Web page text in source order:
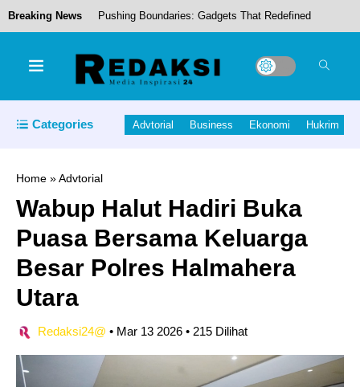
Breaking News Pushing Boundaries: Gadgets That Redefined
Jaga Ekonomi Petani, Bupati Halut Gelar Audensi
Bupati Halut Piet Hein Babua, Dilantik Sebagai
Wakil Ketua Bidang Tata Kelola Dan
Kelembagaan Di Laut Aspeksindo,
Dan Cukai Di Jakarta.
Categories Advtorial Business Ekonomi Hukrim
Home » Advtorial
Wabup Halut Hadiri Buka
Puasa Bersama Keluarga
Besar Polres Halmahera
Utara
Redaksi24@ • Mar 13 2026 • 215 Dilihat